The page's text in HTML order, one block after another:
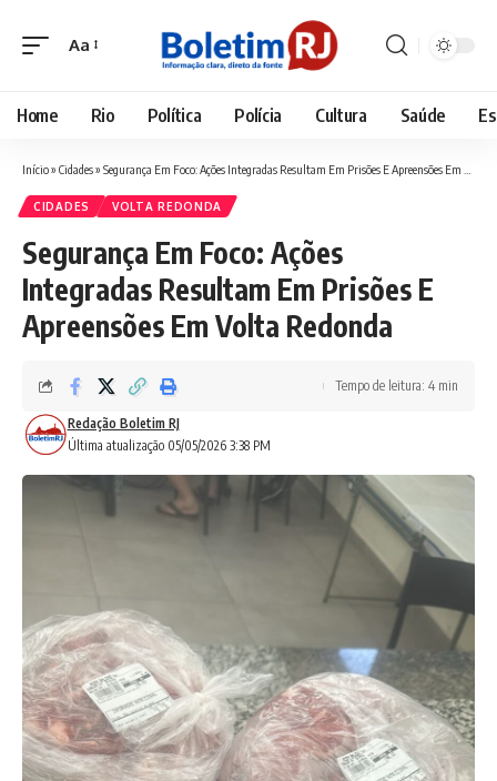
Font
Aa
Home Rio Política Polícia Cultura Saúde
Início» Cidades» Segurança Em Foco: Ações Integradas Resultam Em Prisões E Apreensões Em Volta Redonda
CIDADES VOLTA REDONDA
Segurança Em Foco: Ações
Integradas Resultam Em Prisões E
Apreensões Em Volta Redonda
Última atualização 05/05/2026 3:38 PM
Redação Boletim RJ
Tempo de leitura: 4 min